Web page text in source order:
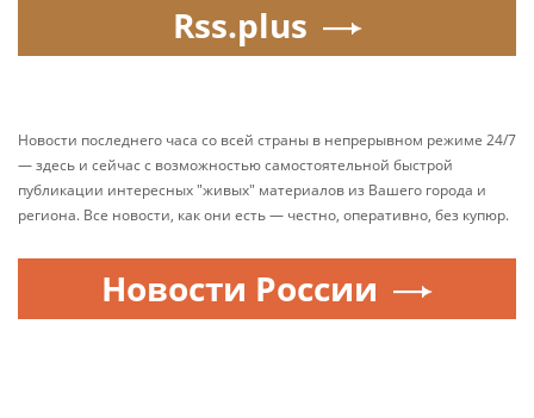
Rss.plus
Новости последнего часа со всей страны в непрерывном режиме 24/7
— здесь и сейчас с возможностью самостоятельной быстрой
публикации интересных "живых" материалов из Вашего города и
региона. Все новости, как они есть — честно, оперативно, без купюр.
Новости России